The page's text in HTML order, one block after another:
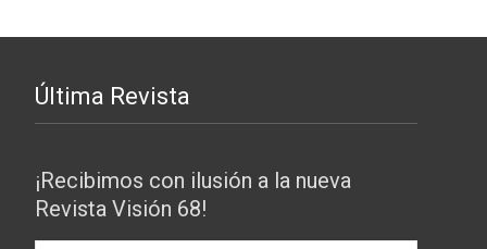
Última Revista
¡Recibimos con ilusión a la nueva
Revista Visión 68!